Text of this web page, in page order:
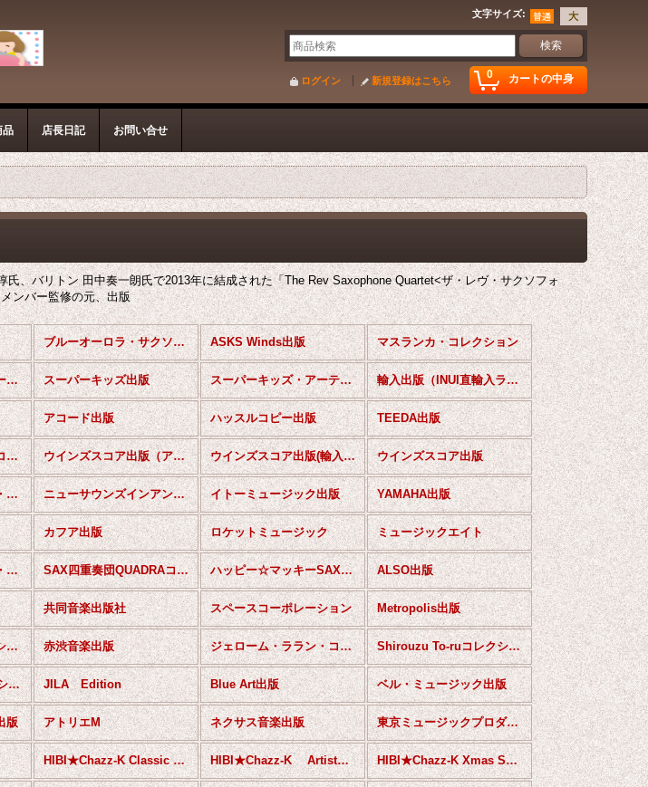
文字サイズ:
0 カートの中身
ログイン 新規登録はこちら
品 店長日記 お問い合せ
、バリトン 田中奏一朗氏で2013年に結成された「The Rev Saxophone Quartet<ザ・レヴ・サクソフォ
ンバー監修の元、出版
ブルーオーロラ・サクソフォンカルテット・シリーズ ASKS Winds出版 マスランカ・コレクション
サキソフォックスシリーズ（スーパーキッズ） スーパーキッズ出版 スーパーキッズ・アーティスト・レパートリーシリーズ（SARシリーズ) 輸入出版（INUI直輸入ライブラリー）
アコード出版 ハッスルコピー出版 TEEDA出版
須川展也サクソフォンコレクション ウインズスコア出版（アンコンセレクション） ウインズスコア出版(輸入楽譜） ウインズスコア出版
アルモ・サクソフォン・カルテット（アレンジ曲集）シリーズ ニューサウンズインアンサンブル イトーミュージック出版 YAMAHA出版
カフア出版 ロケットミュージック ミュージックエイト
アンサンブル・オット・ヴォーチ・コレクション SAX四重奏団QUADRAコレクション ハッピー☆マッキーSAXカルテットシリーズ ALSO出版
共同音楽出版社 スペースコーポレーション Metropolis出版
ウェスタンインターナショナル出版 赤渋音楽出版 ジェローム・ララン・コレクション（IMD出版） Shirouzu To-ruコレクション（オリジナル）
Shirouzu To-ruコレクション（ポップス） JILA Edition Blue Art出版 ベル・ミュージック出版
版 アトリエM ネクサス音楽出版 東京ミュージックプロダクション
HIBI★Chazz-K Classic Series HIBI★Chazz-K Artist Series HIBI★Chazz-K Xmas Series